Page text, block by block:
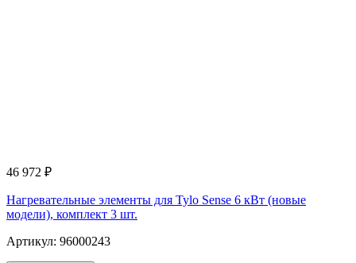
46 972 ₽
Нагревательные элементы для Tylo Sense 6 кВт (новые
модели), комплект 3 шт.
Артикул: 96000243